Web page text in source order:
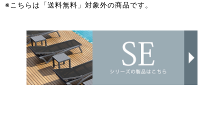
※こちらは「送料無料」対象外の商品です。